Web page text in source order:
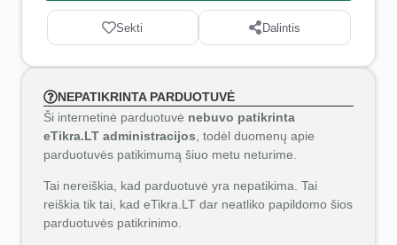
Sekti Dalintis
NEPATIKRINTA PARDUOTUVĖ
Ši internetinė parduotuvė nebuvo patikrinta
eTikra.LT administracijos , todėl duomenų apie
parduotuvės patikimumą šiuo metu neturime.
Tai nereiškia, kad parduotuvė yra nepatikima. Tai
reiškia tik tai, kad eTikra.LT dar neatliko papildomo šios
parduotuvės patikrinimo.